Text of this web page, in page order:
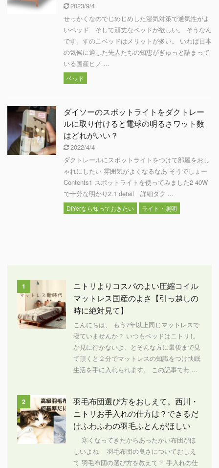
2023/9/4
せっかくなのでじめじめした湿気対策で通気性がよ
いベッド そして頑丈なベッドが欲しい。 そうなん
です。すのこベッドはメリットが多い。 いわば日本
の気候に適した先人たちの知恵がぎゅっと詰まって
いる国産ヒノ ...
ベッド
ダイソーのスポットライトをダクトレー
ルに取り付けると電球の明るさワット数
はどれがいい？
2022/4/4
ダクトレールにスポットライトをつけて部屋をおし
ゃれにしたい 雰囲気がよくなるなあ そうでしょー
Contents1 スポットライトを使ってみました2 40W
で十分な明かり2.1 detail 詳細ダク ...
DIYerなら知っておきたい ライト・照明
1
ニトリよりコスパのよい圧縮コイル
マットレス国産のよさ【引っ越しの
時に絶対見て】
こんにちは、 もう7年以上同じマットレスで
寝ていませんか？ いつもベッドはニトリし
か見に行かないよ、とそんな方に最後まで見
て頂くと２分でマットレスの知識をつけ快眠
生活を手に入れられます。 この記事でわ ...
2
羽毛布団選び方をおしえて。西川・
ニトリお手入れの仕方は？できるだ
けふわふわの羽毛ふとんがほしい
寒くなってきたからあったかい布団がほ
しいよね 羽毛布団の良さについておしえ
て 羽毛布団の選び方を教えて？ 手入れの仕